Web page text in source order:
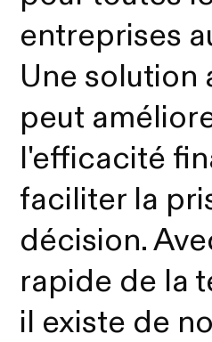
entreprises
Une solution
peut
l'efficacité
faciliter la
décision.
rapide de la
il existe de